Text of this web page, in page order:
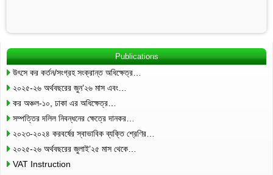
Publications
উৎসে কর কর্তন/সংগ্রহ সংক্রান্ত অধিক্ষেত্র…
২০২৫-২৬ অর্থবছরের জুন’২৬ মাস এবং…
কর অঞ্চল-১০, ঢাকা এর অধিক্ষেত্র…
সম্পত্তির দলিল নিবন্ধনের ক্ষেত্রে দানকর…
২০২৩-২০২৪ করবর্ষের স্বাভাবিক ব্যক্তি শ্রেণির…
২০২৫-২৬ অর্থবছরের জুলাই’২৫ মাস থেকে…
VAT Instruction